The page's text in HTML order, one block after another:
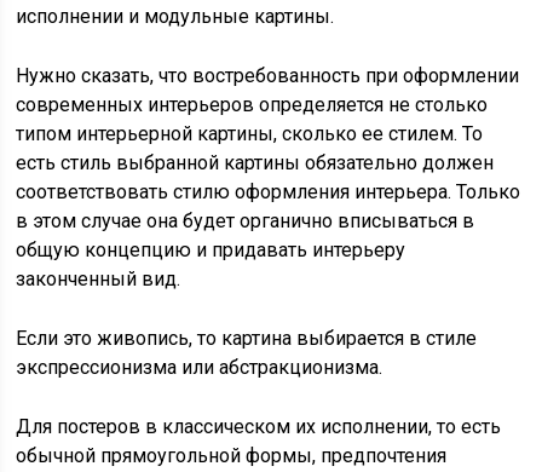
исполнении и модульные картины.
Нужно сказать, что востребованность при оформлении
современных интерьеров определяется не столько
типом интерьерной картины, сколько ее стилем. То
есть стиль выбранной картины обязательно должен
соответствовать стилю оформления интерьера. Только
в этом случае она будет органично вписываться в
общую концепцию и придавать интерьеру
законченный вид.
Если это живопись, то картина выбирается в стиле
экспрессионизма или абстракционизма.
Для постеров в классическом их исполнении, то есть
обычной прямоугольной формы, предпочтения